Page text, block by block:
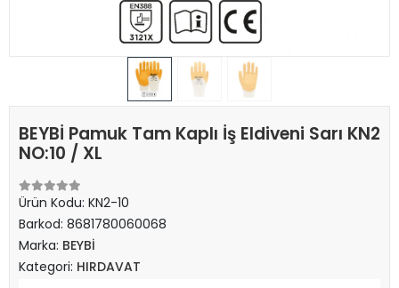
BEYBİ Pamuk Tam Kaplı İş Eldiveni Sarı KN2
NO:10 / XL
Ürün Kodu: KN2-10
Barkod: 8681780060068
Marka: BEYBİ
Kategori: HIRDAVAT